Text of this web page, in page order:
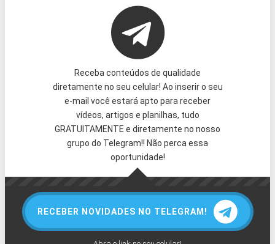
Receba conteúdos de qualidade
diretamente no seu celular! Ao inserir o seu
e-mail você estará apto para receber
vídeos, artigos e planilhas, tudo
GRATUITAMENTE e diretamente no nosso
grupo do Telegram!! Não perca essa
oportunidade!
RECEBER NOVIDADES NO TELEGRAM!